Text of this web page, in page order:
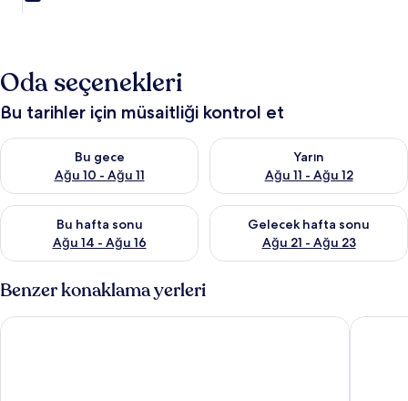
Oda seçenekleri
Bu tarihler için müsaitliği kontrol et
Bu gece
Ağu 10 - Ağu 11
Bu gece için müsaitliği kontrol et Ağu 10 - Ağu 11
Yarın
Ağu 11 - Ağu 12
Yarın için müsaitliği kontrol et
Bu hafta sonu
Ağu 14 - Ağu 16
Bu hafta sonu için müsaitliği kontrol et Ağu 14 - Ağu 16
Gelecek hafta sonu
Ağu 21 - Ağu 23
Önümüzdeki hafta sonu için
Benzer konaklama yerleri
City Suites Gateway Holiday